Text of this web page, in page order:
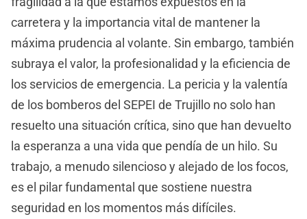
carretera y la importancia vital de mantener la
máxima prudencia al volante. Sin embargo, también
subraya el valor, la profesionalidad y la eficiencia de
los servicios de emergencia. La pericia y la valentía
de los bomberos del SEPEI de Trujillo no solo han
resuelto una situación crítica, sino que han devuelto
la esperanza a una vida que pendía de un hilo. Su
trabajo, a menudo silencioso y alejado de los focos,
es el pilar fundamental que sostiene nuestra
seguridad en los momentos más difíciles.